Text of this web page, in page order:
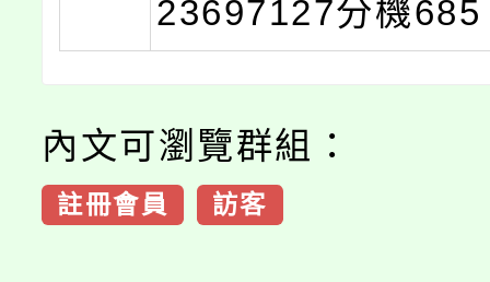
23697127分機685
內文可瀏覽群組：
註冊會員 訪客